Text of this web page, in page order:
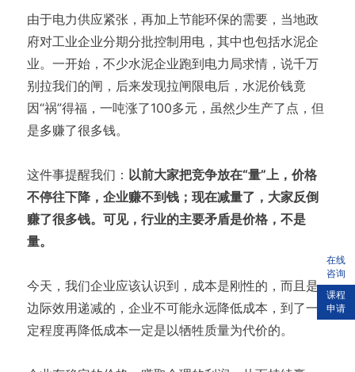
由于电力供应紧张，再加上节能环保的需要，当地政
府对工业企业分期分批控制用电，其中也包括水泥企
业。一开始，不少水泥企业跑到电力局求情，说千万
别拉我们的闸，后来发现拉闸限电后，水泥价钱竟
因“祸”得福，一吨涨了100多元，虽然少生产了点，但
是多赚了很多钱。
这件事提醒我们： 以前大家把竞争放在“量”上，价格
不停往下降，企业赚不到钱；现在减量了，大家反倒
赚了很多钱。可见，行业的主要矛盾是价格，不是
量。
今天，我们企业应该认识到，成本是刚性的，而且是
边际效用递减的，企业不可能永远降低成本，到了一
定程度再降低成本一定是以牺牲质量为代价的。
在线
咨询
课程
申请